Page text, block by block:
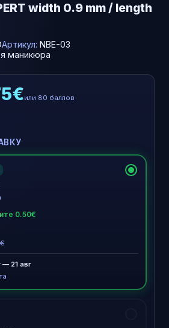
width 0.9 mm / length
Артикул: NBE-03
маникюра
или 80 баллов
0.50€
— 21 авг